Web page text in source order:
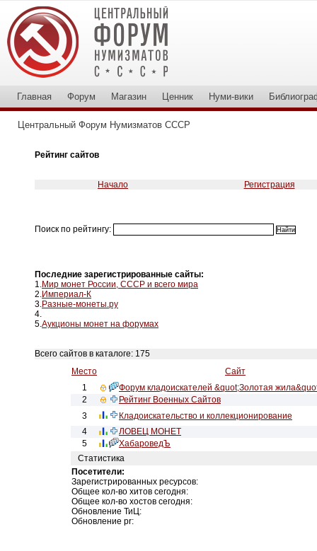
Главная Форум Магазин Ценник Нуми-вики
Центральный Форум Нумизматов СССР
Рейтинг сайтов
Начало Регистрация
Поиск по рейтингу:
Последние зарегистрированные сайты:
1.Мир монет России, СССР и всего мира
2.Империал-К
3.Разные-монеты.ру
4.
5.Аукционы монет на форумах
Всего сайтов в каталоге: 175
Место
Сайт
1
Форум кладоискателей &quot;Золотая
2
Рейтинг Военных Сайтов
3
Кладоискательство и коллекционирование
4
ЛОВЕЦ МОНЕТ
5
ХабароведЪ
Статистика
Посетители:
Зарегистрированных ресурсов:
Общее кол-во хитов сегодня:
Общее кол-во хостов сегодня:
Обновление ТиЦ:
Обновление pr: